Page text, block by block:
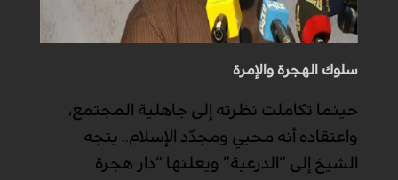
سلوك الهجرة والإمرة
حينما تكاملت نظرته إلى جاهلية المجتمع،
واعتقاده أنه محيي ومجدّد الإسلام.. يتجه
الشيخ إلى “الدرعية” ويعلنها “دار هجرة